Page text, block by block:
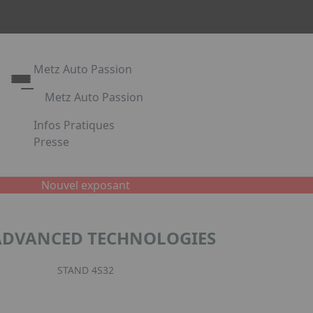
Metz Auto Passion
Metz Auto Passion
Le rendez-vous des passionnés d'automobile
Metz Auto Passion en images
Infos Pratiques
Presse
Nouvel exposant
TECHNOLOGIES
STAND 4S32